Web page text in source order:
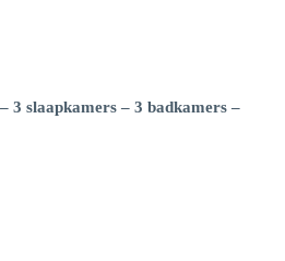
3 slaapkamers – 3 badkamers –